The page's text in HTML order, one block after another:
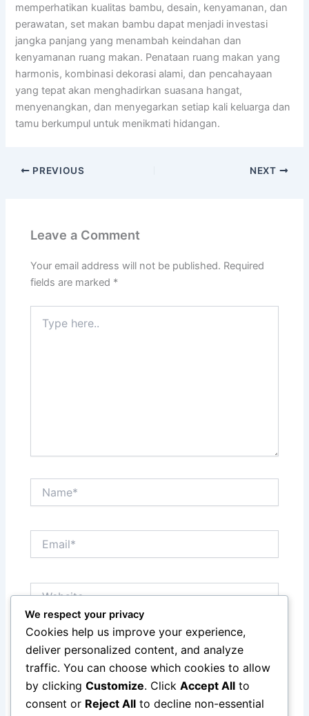
memperhatikan kualitas bambu, desain, kenyamanan, dan
perawatan, set makan bambu dapat menjadi investasi
jangka panjang yang menambah keindahan dan
kenyamanan ruang makan. Penataan ruang makan yang
harmonis, kombinasi dekorasi alami, dan pencahayaan
yang tepat akan menghadirkan suasana hangat,
menyenangkan, dan menyegarkan setiap kali keluarga dan
tamu berkumpul untuk menikmati hidangan.
PREVIOUS NEXT
Leave a Comment
Your email address will not be published. Required
fields are marked *
here..
Save my name, email, and website in this browser
for the next time I comment.
We respect your privacy
Cookies help us improve your experience,
deliver personalized content, and analyze
traffic. You can choose which cookies to allow
by clicking Customize. Click Accept All to
consent or Reject All to decline non-essential